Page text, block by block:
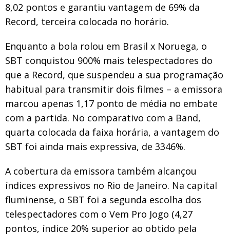
8,02 pontos e garantiu vantagem de 69% da
Record, terceira colocada no horário.
Enquanto a bola rolou em Brasil x Noruega, o
SBT conquistou 900% mais telespectadores do
que a Record, que suspendeu a sua programação
habitual para transmitir dois filmes – a emissora
marcou apenas 1,17 ponto de média no embate
com a partida. No comparativo com a Band,
quarta colocada da faixa horária, a vantagem do
SBT foi ainda mais expressiva, de 3346%.
A cobertura da emissora também alcançou
índices expressivos no Rio de Janeiro. Na capital
fluminense, o SBT foi a segunda escolha dos
telespectadores com o Vem Pro Jogo (4,27
pontos, índice 20% superior ao obtido pela